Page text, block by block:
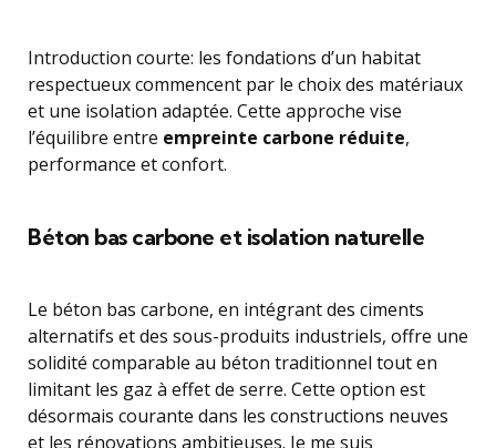
Introduction courte: les fondations d’un habitat
respectueux commencent par le choix des matériaux
et une isolation adaptée. Cette approche vise
l’équilibre entre empreinte carbone réduite,
performance et confort.
Béton bas carbone et isolation naturelle
Le béton bas carbone, en intégrant des ciments
alternatifs et des sous-produits industriels, offre une
solidité comparable au béton traditionnel tout en
limitant les gaz à effet de serre. Cette option est
désormais courante dans les constructions neuves
et les rénovations ambitieuses. Je me suis